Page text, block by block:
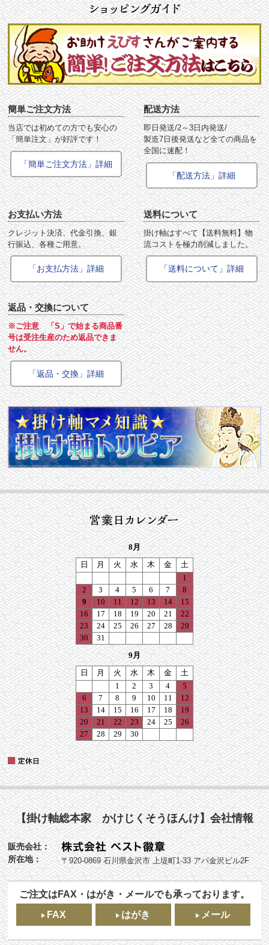
簡単ご注文方法
当店では初めての方でも安心の
「簡単注文」が好評です！
「簡単ご注文方法」詳細
配送方法
即日発送/2～3日内発送/
製造7日後発送など全ての商品を
全国に速配！
「配送方法」詳細
お支払い方法
クレジット決済、代金引換、銀
行振込、各種ご用意。
「お支払方法」詳細
送料について
掛け軸はすべて【送料無料】物
流コストを極力削減しました。
「送料について」詳細
返品・交換について
※ご注意 「S」で始まる商品番
号は受注生産のため返品できま
せん。
「返品・交換」詳細
【掛け軸総本家 かけじくそうほんけ】会社情報
販売会社：
所在地：
〒920-0869 石川県金沢市 上堤町1-33 アパ金沢ビル2F
ご注文はFAX・はがき・メールでも承っております。
FAX
はがき メール